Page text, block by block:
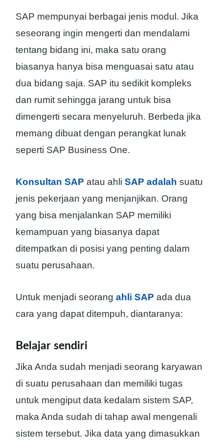
SAP mempunyai berbagai jenis modul. Jika
seseorang ingin mengerti dan mendalami
tentang bidang ini, maka satu orang
biasanya hanya bisa menguasai satu atau
dua bidang saja. SAP itu sedikit kompleks
dan rumit sehingga jarang untuk bisa
dimengerti secara menyeluruh. Berbeda jika
memang dibuat dengan perangkat lunak
seperti SAP Business One.
Konsultan SAP atau ahli SAP adalah suatu
jenis pekerjaan yang menjanjikan. Orang
yang bisa menjalankan SAP memiliki
kemampuan yang biasanya dapat
ditempatkan di posisi yang penting dalam
suatu perusahaan.
Untuk menjadi seorang ahli SAP ada dua
cara yang dapat ditempuh, diantaranya:
Belajar sendiri
Jika Anda sudah menjadi seorang karyawan
di suatu perusahaan dan memiliki tugas
untuk mengiput data kedalam sistem SAP,
maka Anda sudah di tahap awal mengenali
sistem tersebut. Jika data yang dimasukkan